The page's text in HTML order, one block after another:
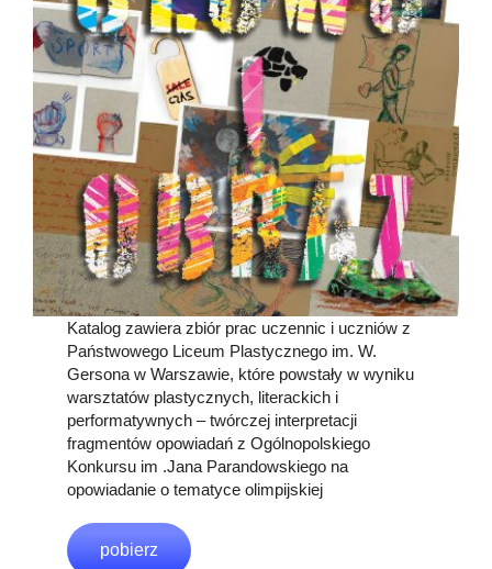
Katalog zawiera zbiór prac uczennic i uczniów z
Państwowego Liceum Plastycznego im. W.
Gersona w Warszawie, które powstały w wyniku
warsztatów plastycznych, literackich i
performatywnych – twórczej interpretacji
fragmentów opowiadań z Ogólnopolskiego
Konkursu im .Jana Parandowskiego na
opowiadanie o tematyce olimpijskiej
pobierz